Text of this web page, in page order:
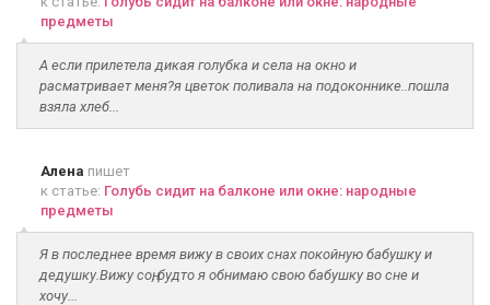
предметы
А если прилетела дикая голубка и села на окно и
расматривает меня?я цветок поливала на подоконнике..пошла
взяла хлеб...
Алена пишет
к статье: Голубь сидит на балконе или окне: народные
предметы
Я в последнее время вижу в своих снах покойную бабушку и
дедушку.Вижу соң, будто я обнимаю свою бабушку во сне и
хочу...